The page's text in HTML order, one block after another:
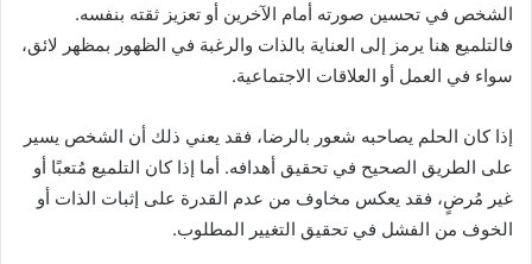
الشخص في تحسين صورته أمام الآخرين أو تعزيز ثقته بنفسه.
فالتلميع هنا يرمز إلى العناية بالذات والرغبة في الظهور بمظهر لائق،
سواء في العمل أو العلاقات الاجتماعية.
إذا كان الحلم يصاحبه شعور بالرضا، فقد يعني ذلك أن الشخص يسير
على الطريق الصحيح في تحقيق أهدافه. أما إذا كان التلميع مُتعبًا أو
غير مُرضٍ، فقد يعكس مخاوف من عدم القدرة على إثبات الذات أو
الخوف من الفشل في تحقيق التغيير المطلوب.